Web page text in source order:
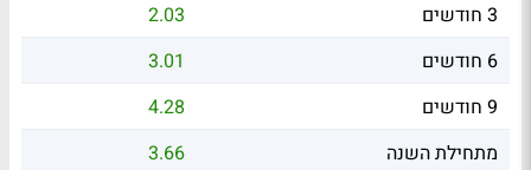
3 חודשים
2.03
6 חודשים
3.01
9 חודשים
4.28
מתחילת השנה
3.66